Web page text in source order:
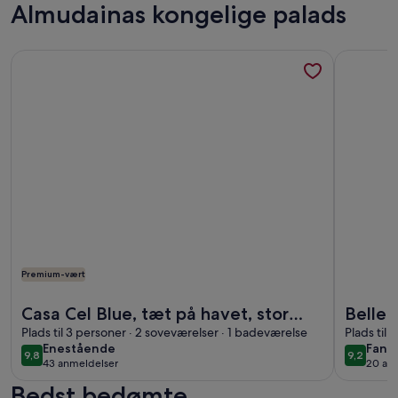
Almudainas kongelige palads
Premium-vært
Casa Cel Blue, tæt på havet, stor
pool, smuk stor have, familievenlig
Plads til 3 personer · 2 soveværelser · 1 badeværelse
9,89,8 ud af 10
Enestående
enestående
43 anmeldelser
(43
anmeldelser)
Belle
Plads til
9,29,2 ud
20
(20